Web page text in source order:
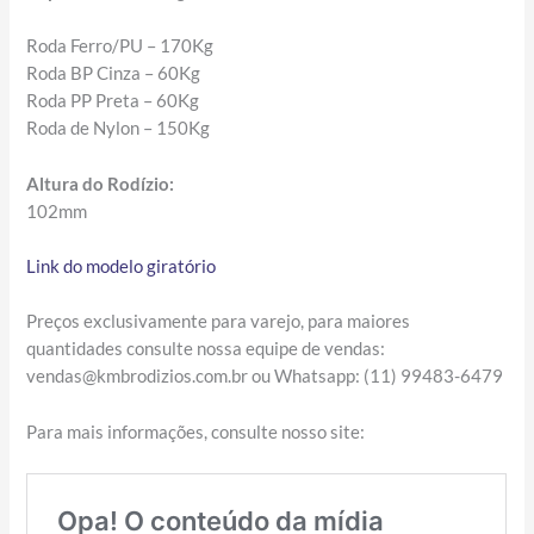
Roda Ferro/PU – 170Kg
Roda BP Cinza – 60Kg
Roda PP Preta – 60Kg
Roda de Nylon – 150Kg
Altura do Rodízio:
102mm
Link do modelo giratório
Preços exclusivamente para varejo, para maiores
quantidades consulte nossa equipe de vendas:
vendas@kmbrodizios.com.br ou Whatsapp: (11) 99483-6479
Para mais informações, consulte nosso site: